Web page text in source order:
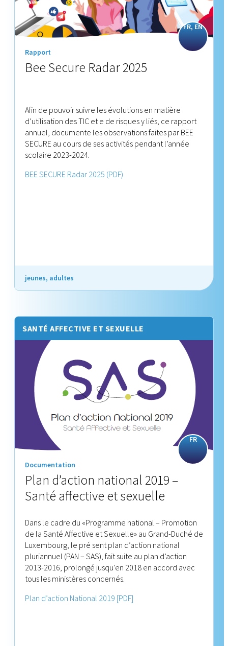
FR, EN
Rapport
Bee Secure Radar 2025
Afin de pouvoir suivre les évolutions en matière
d’utilisation des TIC et e de risques y liés, ce rapport
annuel, documente les observations faites par BEE
SECURE au cours de ses activités pendant l’année
scolaire 2023-2024.
BEE SECURE Radar 2025 (PDF)
jeunes, adultes
SANTÉ AFFECTIVE ET SEXUELLE
FR
Documentation
Plan d’action national 2019 –
Santé affective et sexuelle
Dans le cadre du «Programme national – Promotion
de la Santé Affective et Sexuelle» au Grand-Duché de
Luxembourg, le pré sent plan d’action national
pluriannuel (PAN – SAS), fait suite au plan d’action
2013-2016, prolongé jusqu’en 2018 en accord avec
tous les ministères concernés.
Plan d’action National 2019 [PDF]